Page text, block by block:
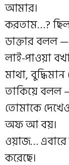
আমার।
করতাম…?
ডাক্তার বলল
লাই-পাওয়া
মাথা,
তাকিয়ে বলল
তোমাকে
অফ আ বয়।
ওয়াজ…
করেছে।